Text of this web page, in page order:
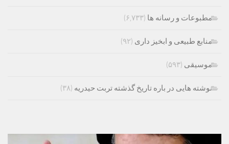
مطبوعات و رسانه ها (۶,۷۳۳)
منابع طبیعی و ابخیز داری (۹۲)
موسیقی (۵۹۳)
نوشته هایی در باره تاریخ گذشته تربت حیدریه (۳۸)